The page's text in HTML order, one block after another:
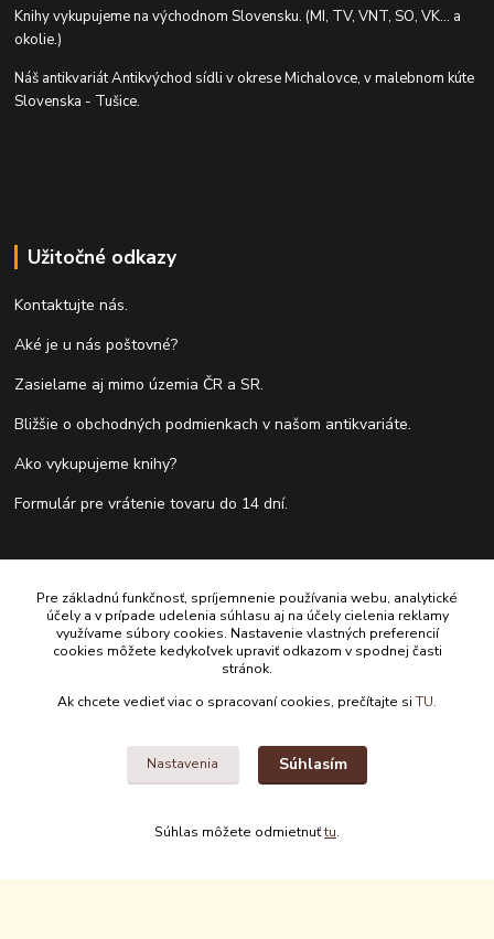
Knihy vykupujeme na východnom Slovensku. (MI, TV, VNT, SO, VK... a
okolie.)
Náš antikvariát Antikvýchod sídli v okrese Michalovce, v malebnom kúte
Slovenska - Tušice.
Užitočné odkazy
Kontaktujte nás.
Aké je u nás poštovné?
Zasielame aj mimo územia ČR a SR.
Bližšie o obchodných podmienkach v našom antikvariáte.
Ako vykupujeme knihy?
Formulár pre vrátenie tovaru do 14 dní.
Antikvariát Antikvýchod
Pre základnú funkčnosť, spríjemnenie používania webu, analytické
účely a v prípade udelenia súhlasu aj na účely cielenia reklamy
využívame súbory cookies. Nastavenie vlastných preferencií
cookies môžete kedykoľvek upraviť odkazom v spodnej časti
stránok.
Ak chcete vedieť viac o spracovaní cookies, prečítajte siTU.
Nastavenia Súhlasím
Súhlas môžete odmietnuťtu.